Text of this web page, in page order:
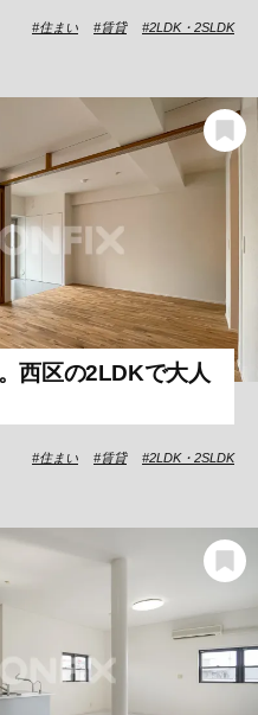
住まい 賃貸 2LDK・2SLDK
西区の2LDKで大人
住まい 賃貸 2LDK・2SLDK